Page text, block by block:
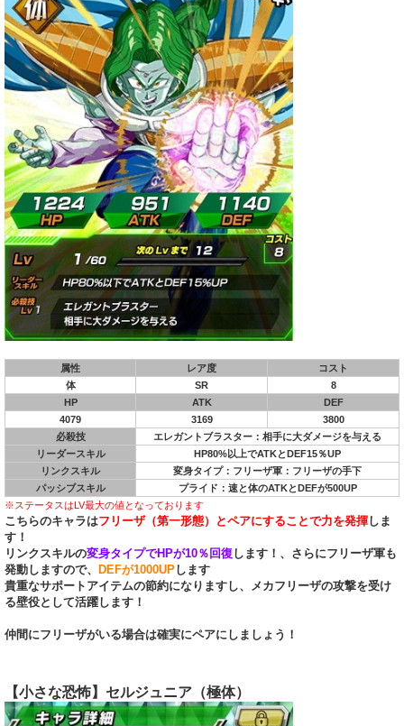
属性 レア度
コスト
体
SR
8
HP
ATK
DEF
4079
3169
3800
必殺技
エレガントブラスター：相手に大ダメージを与える
リーダースキル
HP80%以上でATKとDEF15％UP
リンクスキル
変身タイプ：フリーザ軍：フリーザの手下
パッシブスキル
プライド：速と体のATKとDEFが500UP
※ステータスはLV最大の値となっております
こちらのキャラはフリーザ（第一形態）とペアにすることで力を発揮 しま
す！
リンクスキルの変身タイプでHPが10％回復 します！、さらにフリーザ軍も
発動しますので、
DEFが1000UP します
貴重なサポートアイテムの節約になりますし、メカフリーザの攻撃を受け
る壁役として活躍します！
仲間にフリーザがいる場合は確実にペアにしましょう！
【小さな恐怖】セルジュニア（極体）